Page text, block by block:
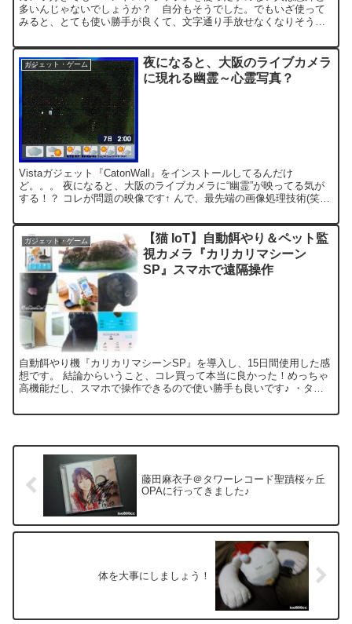
多いんじゃないでしょうか？ 自分もそうでした。でもいざ使って
みると、とても使い勝手が良くて、文字通り手放せなくなりそうで
ガジェット・ゲーム
夜になると、大阪のライブカメラ
に現れる幽霊～心霊写真？
Vistaガジェット『CatonWall』をインストールしてるんだけ
ど。。。 夜になると、大阪のライブカメラに“幽霊”が映ってる気が
する！？ コレが問題の映像です↑ んで、最先端の画像処理技術(笑)
ガジェット・ゲーム
【猫 IoT】自動餌やり＆ペット監
視カメラ『カリカリマシーン
SP』スマホで遠隔操作
自動餌やり機『カリカリマシーンSP』を導入し、15日間使用した感
想です。 結論からいうこと、コレ買って本当に良かった！めっちゃ
高機能だし、スマホで操作できるので使い勝手も良いです♪ ・タイ
藤田麻衣子＠タワーレコード聖蹟桜ヶ丘
OPAに行ってきました♪
体を大事にしましょう！